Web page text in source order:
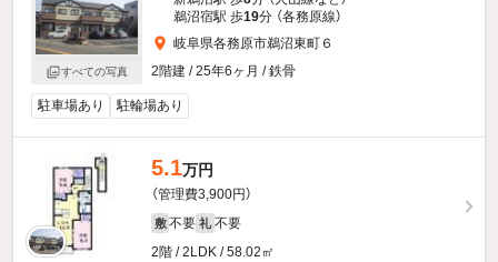
すべての写真
鵜沼宿駅 歩19分 （各務原線）
岐阜県各務原市鵜沼東町６
2階建 / 25年6ヶ月 / 鉄骨
駐車場あり 駐輪場あり
5.1万円
（管理費3,900円）
敷 不要 礼 不要
2階 / 2LDK / 58.02㎡